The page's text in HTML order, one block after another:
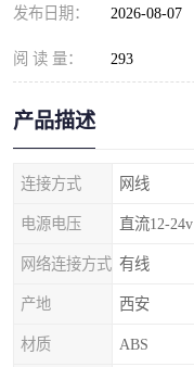
发布日期： 2026-08-07
阅 读 量： 293
产品描述
连接方式 网线
电源电压 直流12-24v
网络连接方式 有线
产地 西安
材质 ABS